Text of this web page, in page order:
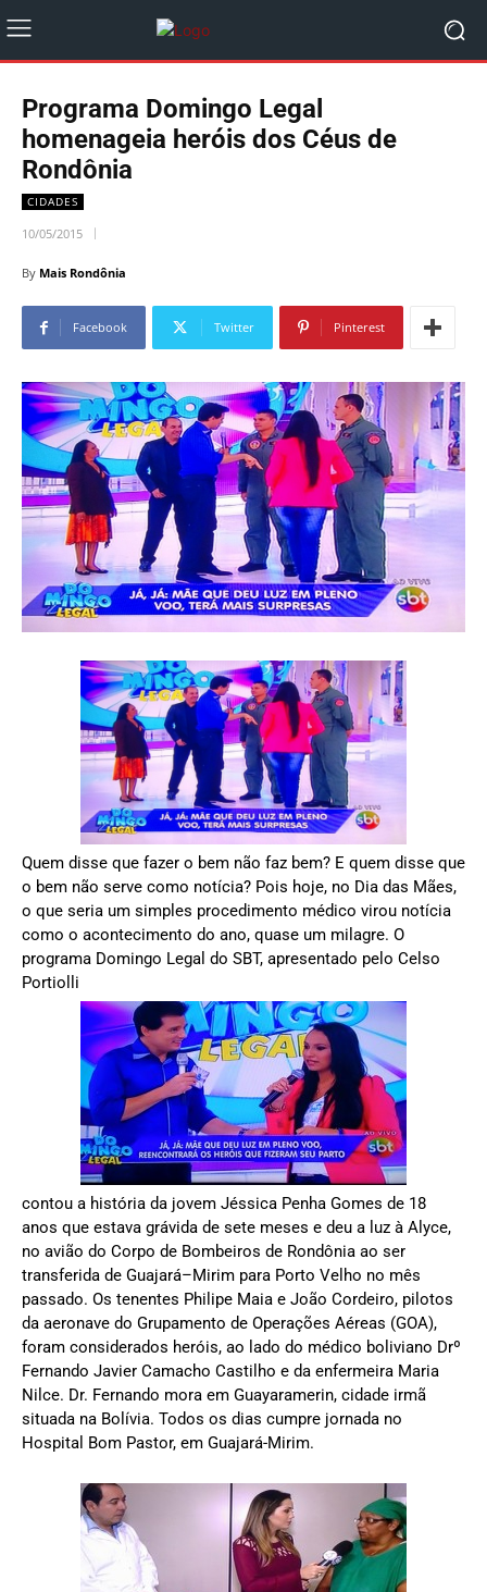
Programa Domingo Legal
homenageia heróis dos Céus de
Rondônia
CIDADES
10/05/2015
By Mais Rondônia
Facebook Twitter Pinterest
Quem disse que fazer o bem não faz bem? E quem disse que
o bem não serve como notícia? Pois hoje, no Dia das Mães,
o que seria um simples procedimento médico virou notícia
como o acontecimento do ano, quase um milagre. O
programa Domingo Legal do SBT, apresentado pelo Celso
Portiolli
contou a história da jovem Jéssica Penha Gomes de 18
anos que estava grávida de sete meses e deu a luz à Alyce,
no avião do Corpo de Bombeiros de Rondônia ao ser
transferida de Guajará–Mirim para Porto Velho no mês
passado. Os tenentes Philipe Maia e João Cordeiro, pilotos
da aeronave do Grupamento de Operações Aéreas (GOA),
foram considerados heróis, ao lado do médico boliviano Drº
Fernando Javier Camacho Castilho e da enfermeira Maria
Nilce. Dr. Fernando mora em Guayaramerin, cidade irmã
situada na Bolívia. Todos os dias cumpre jornada no
Hospital Bom Pastor, em Guajará-Mirim.